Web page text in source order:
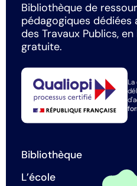
Bibliothèque de
pédagogiques dédiées
des Travaux Publics,
gratuite.
Bibliothèque
L’école